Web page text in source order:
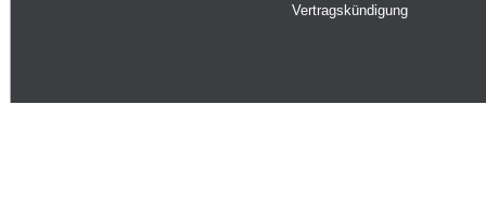
Vertragskündigung